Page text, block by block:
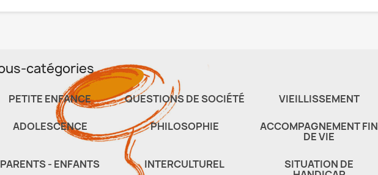
catégories
PETITE ENFANCE QUESTIONS DE SOCIÉTÉ VIEILLISSEMENT
ADOLESCENCE PHILOSOPHIE ACCOMPAGNEMENT FIN
DE VIE
PARENTS - ENFANTS INTERCULTUREL SITUATION DE